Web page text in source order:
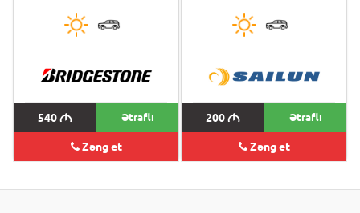
540M Ətraflı
Zəng et
200M Ətraflı
Zəng et